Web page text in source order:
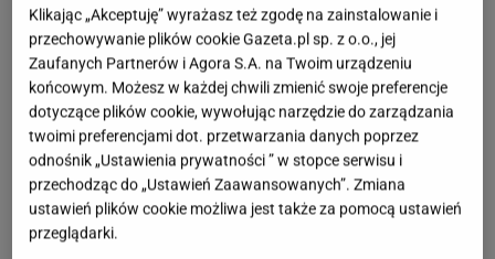
Klikając „Akceptuję” wyrażasz też zgodę na zainstalowanie i
przechowywanie plików cookie Gazeta.pl sp. z o.o., jej
Zaufanych Partnerów i Agora S.A. na Twoim urządzeniu
końcowym. Możesz w każdej chwili zmienić swoje preferencje
dotyczące plików cookie, wywołując narzędzie do zarządzania
twoimi preferencjami dot. przetwarzania danych poprzez
odnośnik „Ustawienia prywatności ” w stopce serwisu i
przechodząc do „Ustawień Zaawansowanych”. Zmiana
ustawień plików cookie możliwa jest także za pomocą ustawień
przeglądarki.